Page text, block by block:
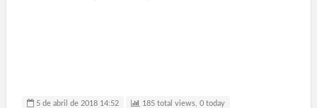
5 de abril de 2018 14:52 185 total views, 0 today